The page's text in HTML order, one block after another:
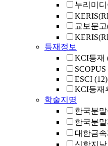
누리미
교보문
등재정보
KCI등재
SCOPUS
ESCI (12)
KCI등재
학술지명
한국분
한국분
대한금
신학지남